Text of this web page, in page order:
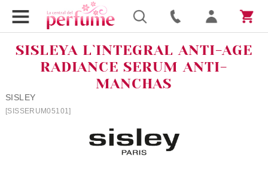
SISLEYA L`INTEGRAL ANTI-AGE
RADIANCE SERUM ANTI-
MANCHAS
SISLEY
[SISSERUM05101]